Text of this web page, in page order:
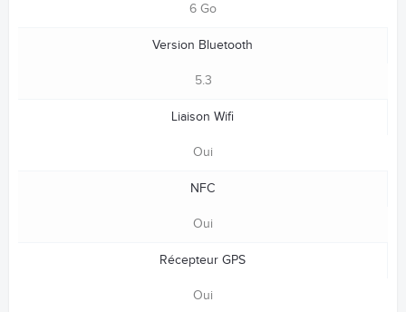
6 Go
Version Bluetooth
5.3
Liaison Wifi
Oui
NFC
Oui
Récepteur GPS
Oui